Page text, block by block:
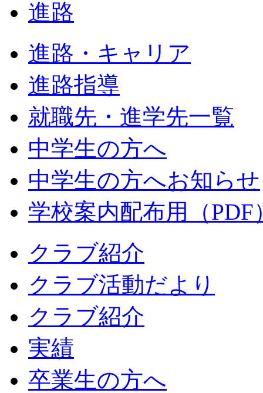
進路
進路・キャリア
進路指導
就職先・進学先一覧
中学生の方へ
中学生の方へお知らせ
学校案内配布用（PDF
クラブ紹介
クラブ活動だより
クラブ紹介
実績
卒業生の方へ